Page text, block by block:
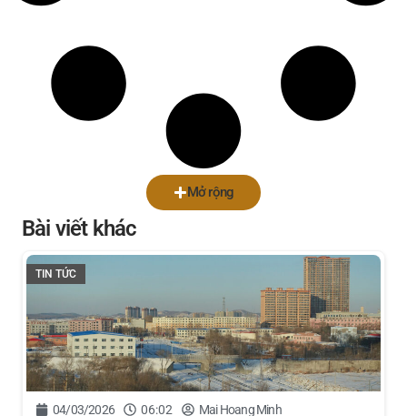
Mở rộng
Bài viết khác
TIN TỨC
04/03/2026 06:02 Mai Hoang Minh